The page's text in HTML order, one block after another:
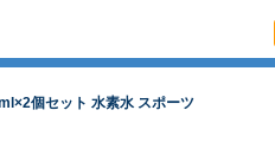
個セット 水素水 スポーツ